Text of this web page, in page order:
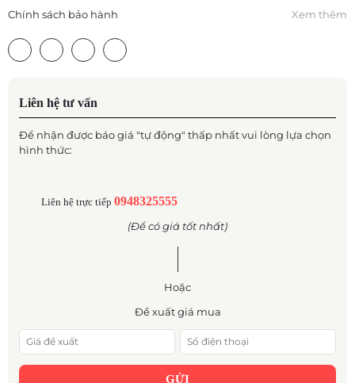
Chính sách bảo hành Xem thêm
Liên hệ tư vấn
Để nhận được báo giá "tự động" thấp nhất vui lòng lựa chọn
hình thức:
Liên hệ trực tiếp 0948325555
(Để có giá tốt nhất)
Hoặc
Đề xuất giá mua
GỬI